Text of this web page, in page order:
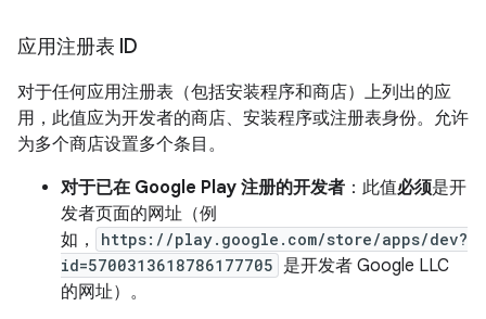
应用注册表 ID
对于任何应用注册表（包括安装程序和商店）上列出的应
用，此值应为开发者的商店、安装程序或注册表身份。允许
为多个商店设置多个条目。
对于已在 Google Play 注册的开发者 ：此值必须是开
发者页面的网址（例
如，
https://play.google.com/store/apps/dev?
id=5700313618786177705 是开发者 Google LLC
的网址）。